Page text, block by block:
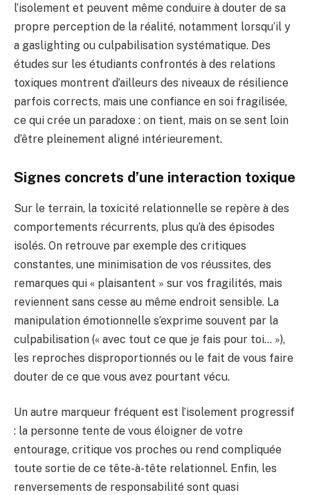
l’isolement et peuvent même conduire à douter de sa
propre perception de la réalité, notamment lorsqu’il y
a gaslighting ou culpabilisation systématique. Des
études sur les étudiants confrontés à des relations
toxiques montrent d’ailleurs des niveaux de résilience
parfois corrects, mais une confiance en soi fragilisée,
ce qui crée un paradoxe : on tient, mais on se sent loin
d’être pleinement aligné intérieurement.
Signes concrets d’une interaction toxique
Sur le terrain, la toxicité relationnelle se repère à des
comportements récurrents, plus qu’à des épisodes
isolés. On retrouve par exemple des critiques
constantes, une minimisation de vos réussites, des
remarques qui « plaisantent » sur vos fragilités, mais
reviennent sans cesse au même endroit sensible. La
manipulation émotionnelle s’exprime souvent par la
culpabilisation (« avec tout ce que je fais pour toi… »),
les reproches disproportionnés ou le fait de vous faire
douter de ce que vous avez pourtant vécu.
Un autre marqueur fréquent est l’isolement progressif
: la personne tente de vous éloigner de votre
entourage, critique vos proches ou rend compliquée
toute sortie de ce tête-à-tête relationnel. Enfin, les
renversements de responsabilité sont quasi